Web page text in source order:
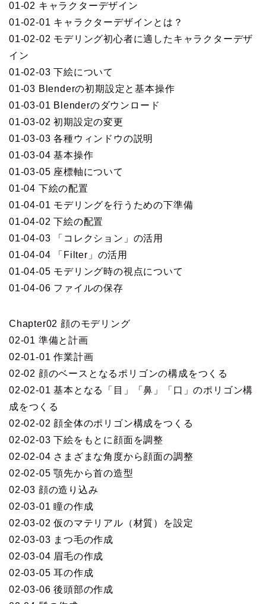
01-02 キャラクターデザイン
01-02-01 キャラクターデザインとは？
01-02-02 モデリング初心者に適したキャラクターデザ
イン
01-02-03 下絵について
01-03 Blenderの初期設定と基本操作
01-03-01 Blenderのダウンロード
01-03-02 初期設定の変更
01-03-03 各種ウィンドウの説明
01-03-04 基本操作
01-03-05 座標軸について
01-04 下絵の配置
01-04-01 モデリングを行うための下準備
01-04-02 下絵の配置
01-04-03 「コレクション」の活用
01-04-04 「Filter」の活用
01-04-05 モデリング時の視点について
01-04-06 ファイルの保存
Chapter02 顔のモデリング
02-01 準備と計画
02-01-01 作業計画
02-02 顔のベースとなるポリゴンの構成をつくる
02-02-01 基本となる「目」「鼻」「口」のポリゴン構
成をつくる
02-02-02 顔全体のポリゴン構成をつくる
02-02-03 下絵をもとに顔面を調整
02-02-04 さまざまな角度から顔面の調整
02-02-05 顎先から首の造型
02-03 顔の造り込み
02-03-01 瞳の作成
02-03-02 仮のマテリアル（材質）を設定
02-03-03 まつ毛の作成
02-03-04 眉毛の作成
02-03-05 耳の作成
02-03-06 後頭部の作成